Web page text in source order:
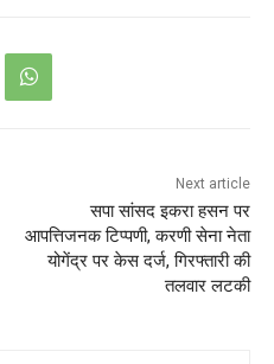
Next article
सपा सांसद इकरा हसन पर
आपत्तिजनक टिप्पणी, करणी सेना नेता
योगेंद्र पर केस दर्ज, गिरफ्तारी की
तलवार लटकी